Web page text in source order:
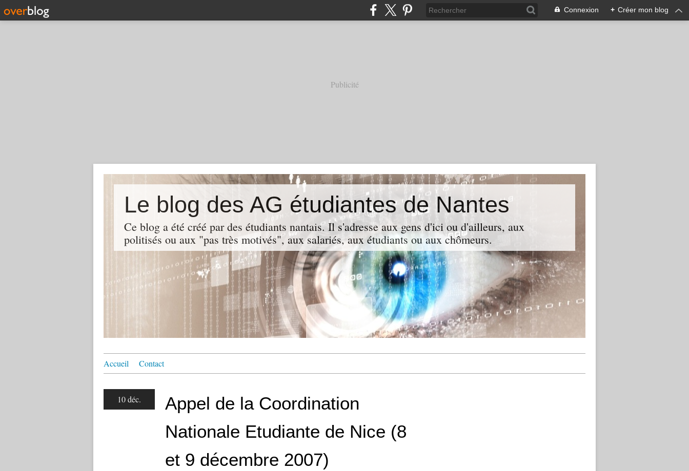
Connexion + Créer mon blog
Publicité
Le blog des AG étudiantes de Nantes
Ce blog a été créé par des étudiants nantais. Il s'adresse aux gens d'ici ou d'ailleurs, aux
politisés ou aux "pas très motivés", aux salariés, aux étudiants ou aux chômeurs.
Accueil Contact
10 déc.
Appel de la Coordination
Nationale Etudiante de Nice (8
et 9 décembre 2007)